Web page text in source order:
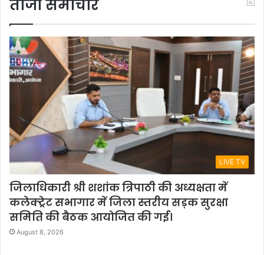
ताजा समाचार
LIVE TV
जिलाधिकारी श्री शशांक त्रिपाठी की अध्यक्षता में
कलेक्ट्रेट सभागार में जिला स्तरीय सड़क सुरक्षा
समिति की बैठक आयोजित की गई।
August 8, 2026